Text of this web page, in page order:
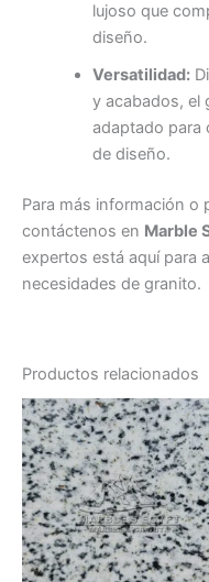
lujoso que
diseño.
Versatilidad:
y acabados, el
adaptado para
de diseño.
Para más información o
contáctenos en Marble
expertos está aquí para
necesidades de granito.
Productos relacionados